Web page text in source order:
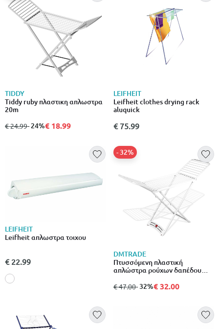
TIDDY
Tiddy ruby πλαστικη απλωστρα
20m
από
€ 24.99σε
- 24%€ 18.99
LEIFHEIT
Leifheit clothes drying rack
aluquick
€ 75.99
LEIFHEIT
Leifheit απλωστρα τοιχου
€ 22.99
DMTRADE
Πτυσσόμενη πλαστική
απλώστρα ρούχων δαπέδου
από
€ 47.00σε
- 32%
- 32%€ 32.00